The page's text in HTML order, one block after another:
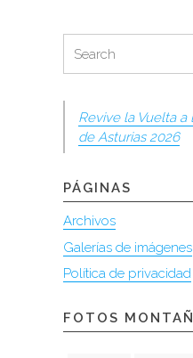
for:
Revive la Vuelta
de Asturias 2026
PÁGINAS
Archivos
Galerías de imágenes
Política de privacidad
FOTOS